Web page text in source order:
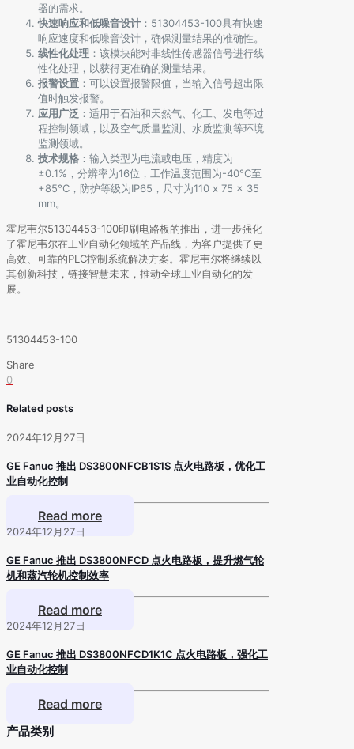
器的需求。
快速响应和低噪音设计 ：51304453-100具有快速
响应速度和低噪音设计，确保测量结果的准确性。
线性化处理 ：该模块能对非线性传感器信号进行线
性化处理，以获得更准确的测量结果。
报警设置 ：可以设置报警限值，当输入信号超出限
值时触发报警。
应用广泛 ：适用于石油和天然气、化工、发电等过
程控制领域，以及空气质量监测、水质监测等环境
监测领域。
技术规格 ：输入类型为电流或电压，精度为
±0.1%，分辨率为16位，工作温度范围为-40°C至
+85°C，防护等级为IP65，尺寸为110 x 75 x 35
mm。
霍尼韦尔51304453-100印刷电路板的推出，进一步强化
了霍尼韦尔在工业自动化领域的产品线，为客户提供了更
高效、可靠的PLC控制系统解决方案。霍尼韦尔将继续以
其创新科技，链接智慧未来，推动全球工业自动化的发
展。
51304453-100
Share
0
Related posts
2024年12月27日
GE Fanuc 推出 DS3800NFCB1S1S 点火电路板，优化工
业自动化控制
Read more
2024年12月27日
GE Fanuc 推出 DS3800NFCD 点火电路板，提升燃气轮
机和蒸汽轮机控制效率
Read more
2024年12月27日
GE Fanuc 推出 DS3800NFCD1K1C 点火电路板，强化工
业自动化控制
Read more
产品类别